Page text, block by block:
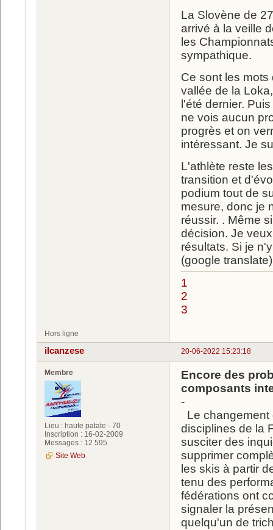
La Slovène de
arrivé à la veille
les
sympathique.
Ce sont les
vallée de la
l'été dernier.
ne vois aucun
progrès et on
intéressant. Je
L'athlète reste
transition et
podium tout de
mesure, donc je
réussir. . Même
décision. Je
résultats. Si je
(google translate)
1
2
3
Hors ligne
20-06-2022 15:23:18
ilcanzese
Membre
Lieu : haute patate - 70
Inscription : 16-02-2009
Messages : 12 595
Site Web
Encore des
composants
-
Le changement
disciplines de la
susciter des
supprimer
les skis à partir
tenu des
fédérations ont
signaler la
quelqu'un de